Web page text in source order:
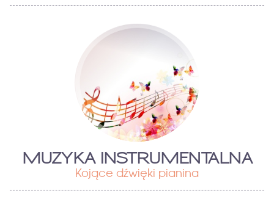
MUZYKA INSTRUMENTALNA
Kojące dźwięki pianina